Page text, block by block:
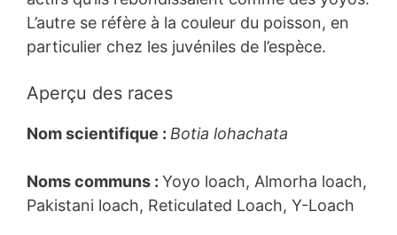
L’autre se réfère à la couleur du poisson, en
particulier chez les juvéniles de l’espèce.
Aperçu des races
Nom scientifique : Botia lohachata
Noms communs : Yoyo loach, Almorha loach,
Pakistani loach, Reticulated Loach, Y-Loach